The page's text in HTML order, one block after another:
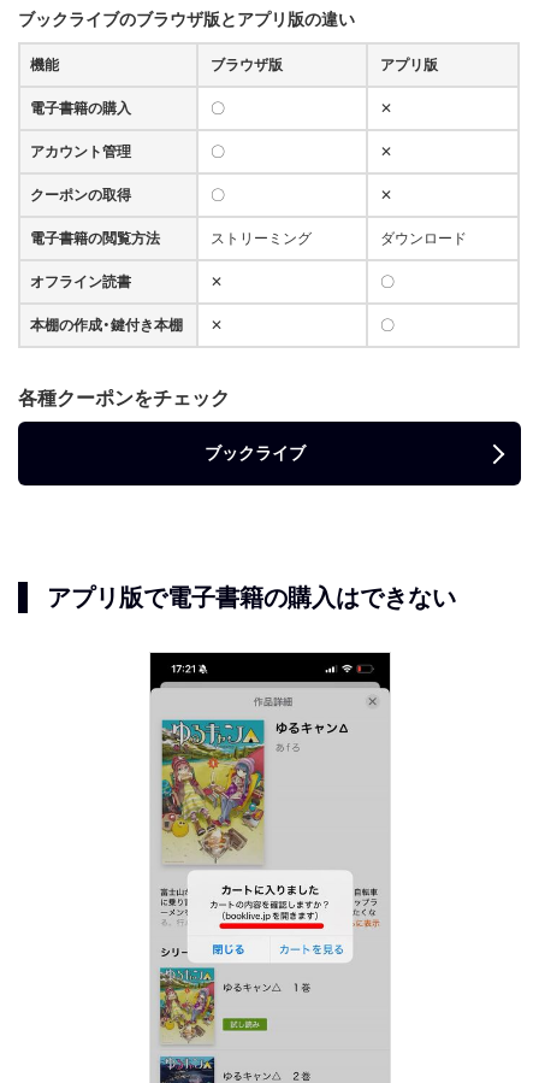
ブックライブのブラウザ版とアプリ版の違い
機能 ブラウザ版 アプリ版
電子書籍の購入 〇 ✕
アカウント管理 〇 ✕
クーポンの取得 〇 ✕
電子書籍の閲覧方法 ストリーミング ダウンロード
オフライン読書 ✕ 〇
本棚の作成・鍵付き本棚 ✕ 〇
各種クーポンをチェック
ブックライブ
アプリ版で電子書籍の購入はできない